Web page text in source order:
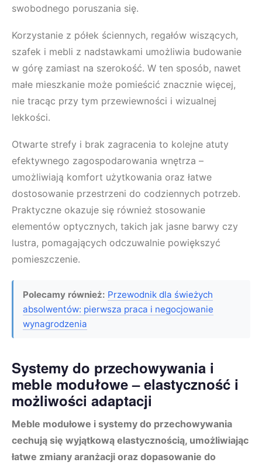
swobodnego poruszania się.
Korzystanie z półek ściennych, regałów wiszących,
szafek i mebli z nadstawkami umożliwia budowanie
w górę zamiast na szerokość. W ten sposób, nawet
małe mieszkanie może pomieścić znacznie więcej,
nie tracąc przy tym przewiewności i wizualnej
lekkości.
Otwarte strefy i brak zagracenia to kolejne atuty
efektywnego zagospodarowania wnętrza –
umożliwiają komfort użytkowania oraz łatwe
dostosowanie przestrzeni do codziennych potrzeb.
Praktyczne okazuje się również stosowanie
elementów optycznych, takich jak jasne barwy czy
lustra, pomagających odczuwalnie powiększyć
pomieszczenie.
Polecamy również: Przewodnik dla świeżych
absolwentów: pierwsza praca i negocjowanie
wynagrodzenia
Systemy do przechowywania i
meble modułowe – elastyczność i
możliwości adaptacji
Meble modułowe i systemy do przechowywania
cechują się wyjątkową elastycznością, umożliwiając
łatwe zmiany aranżacji oraz dopasowanie do